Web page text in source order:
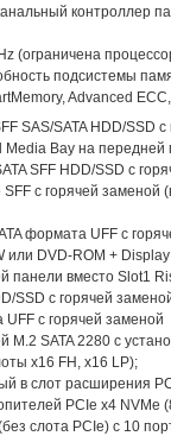
контроллер
(ограничена
подсистемы
Advanced
SAS/SATA HDD/SSD
Media Bay на
SFF HDD/SSD с
с горячей
формата UFF с
или DVD-ROM +
панели вместо Slot1
SSD с горячей
UFF с горячей заменой
M.2 SATA 2280 с
x16 FH, x16 LP);
в слот расширения
PCIe x4 NVMe
слота PCIe) c 10